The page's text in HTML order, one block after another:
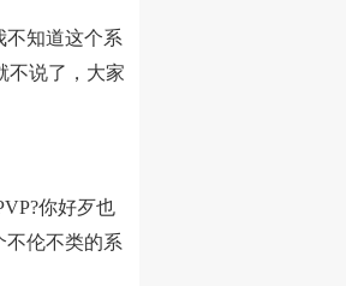
知道这个系
不说了，大家
你好歹也
不伦不类的系